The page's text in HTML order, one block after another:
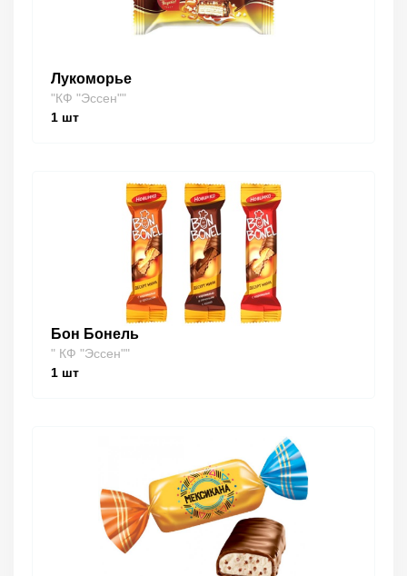
Лукоморье
"КФ "Эссен""
1 шт
Бон Бонель
" КФ "Эссен""
1 шт